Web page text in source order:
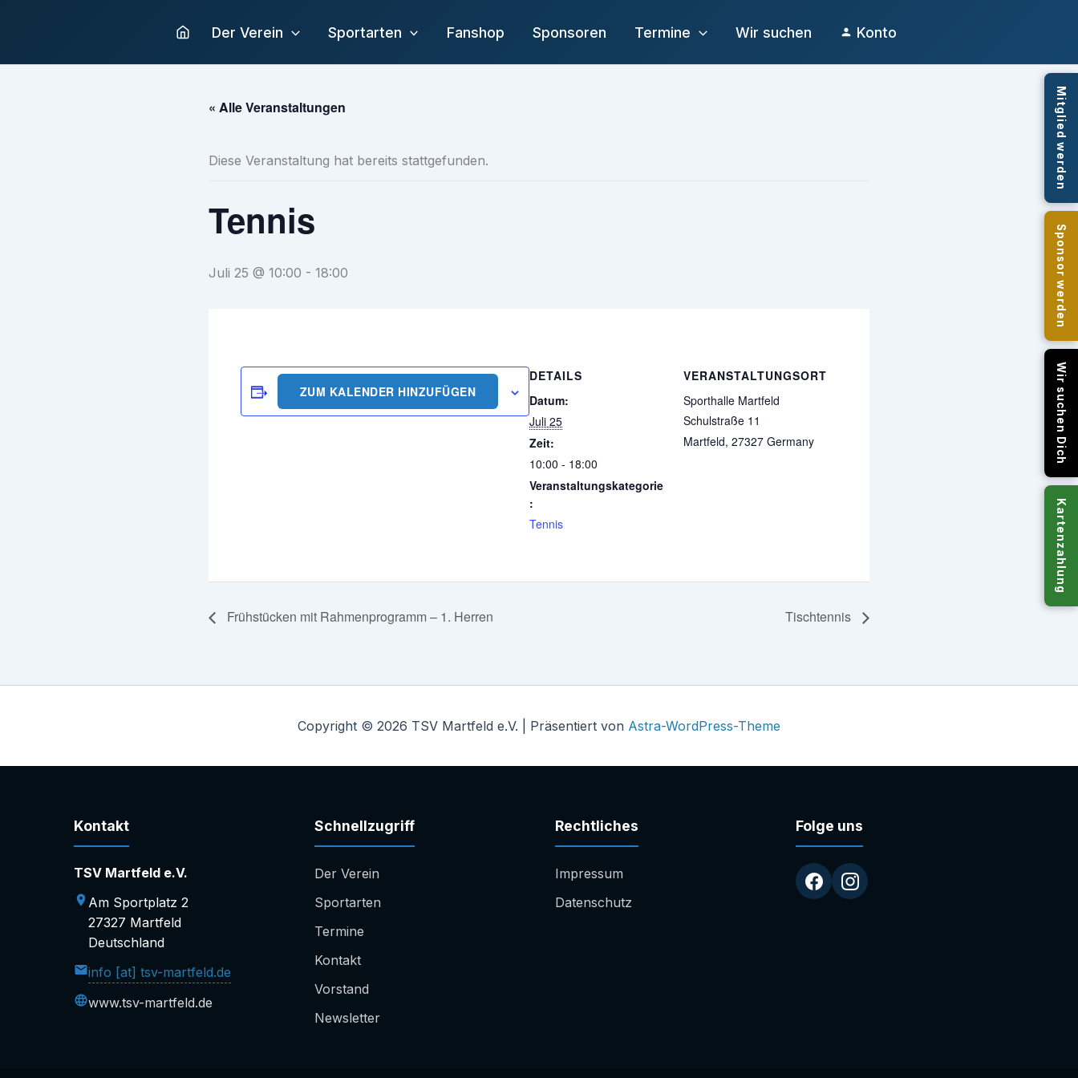
Der Verein Sportarten Fanshop Sponsoren Termine Wir suchen Konto
« Alle Veranstaltungen
Diese Veranstaltung hat bereits stattgefunden.
Tennis
Juli 25 @ 10:00 - 18:00
ZUM KALENDER HINZUFÜGEN
DETAILS
Datum:
Juli 25
Zeit:
10:00 - 18:00
Veranstaltungskategorie
:
Tennis
VERANSTALTUNGSORT
Sporthalle Martfeld
Schulstraße 11
Martfeld, 27327 Germany
Frühstücken mit Rahmenprogramm – 1. Herren Tischtennis
Copyright © 2026 TSV Martfeld e.V. | Präsentiert von Astra-WordPress-Theme
Kontakt
TSV Martfeld e.V.
Am Sportplatz 2
27327 Martfeld
Deutschland
info [at] tsv-martfeld.de
www.tsv-martfeld.de
Schnellzugriff
Der Verein
Sportarten
Termine
Kontakt
Vorstand
Newsletter
Rechtliches
Impressum
Datenschutz
Folge uns
Mitglied werden
Sponsor werden
Wir suchen Dich
Kartenzahlung